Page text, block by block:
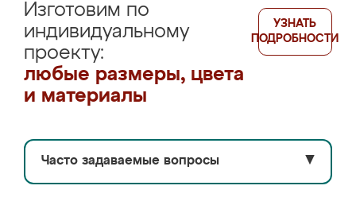
Изготовим по
индивидуальному
проекту:
любые размеры, цвета
и материалы
УЗНАТЬ
ПОДРОБНОСТИ
Часто задаваемые вопросы ▼